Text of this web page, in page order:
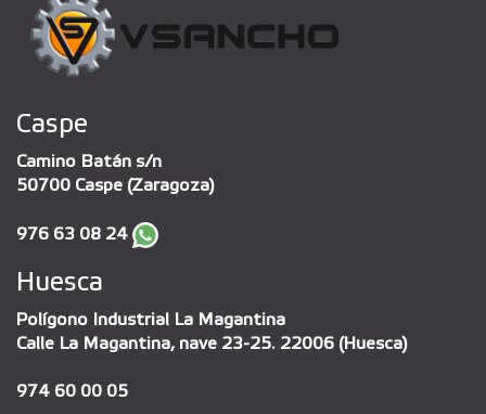
Caspe
Camino Batán s/n
50700 Caspe (Zaragoza)
976 63 08 24
Huesca
Polígono Industrial La Magantina
Calle La Magantina, nave 23-25. 22006 (Huesca)
974 60 00 05